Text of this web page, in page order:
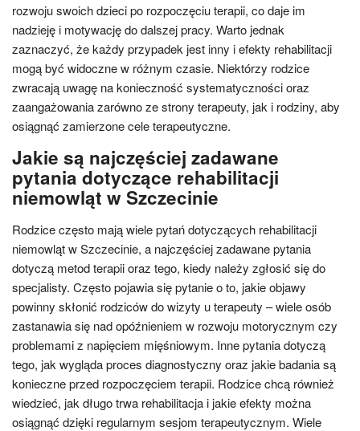
rozwoju swoich dzieci po rozpoczęciu terapii, co daje im
nadzieję i motywację do dalszej pracy. Warto jednak
zaznaczyć, że każdy przypadek jest inny i efekty rehabilitacji
mogą być widoczne w różnym czasie. Niektórzy rodzice
zwracają uwagę na konieczność systematyczności oraz
zaangażowania zarówno ze strony terapeuty, jak i rodziny, aby
osiągnąć zamierzone cele terapeutyczne.
Jakie są najczęściej zadawane
pytania dotyczące rehabilitacji
niemowląt w Szczecinie
Rodzice często mają wiele pytań dotyczących rehabilitacji
niemowląt w Szczecinie, a najczęściej zadawane pytania
dotyczą metod terapii oraz tego, kiedy należy zgłosić się do
specjalisty. Często pojawia się pytanie o to, jakie objawy
powinny skłonić rodziców do wizyty u terapeuty – wiele osób
zastanawia się nad opóźnieniem w rozwoju motorycznym czy
problemami z napięciem mięśniowym. Inne pytania dotyczą
tego, jak wygląda proces diagnostyczny oraz jakie badania są
konieczne przed rozpoczęciem terapii. Rodzice chcą również
wiedzieć, jak długo trwa rehabilitacja i jakie efekty można
osiągnąć dzięki regularnym sesjom terapeutycznym. Wiele